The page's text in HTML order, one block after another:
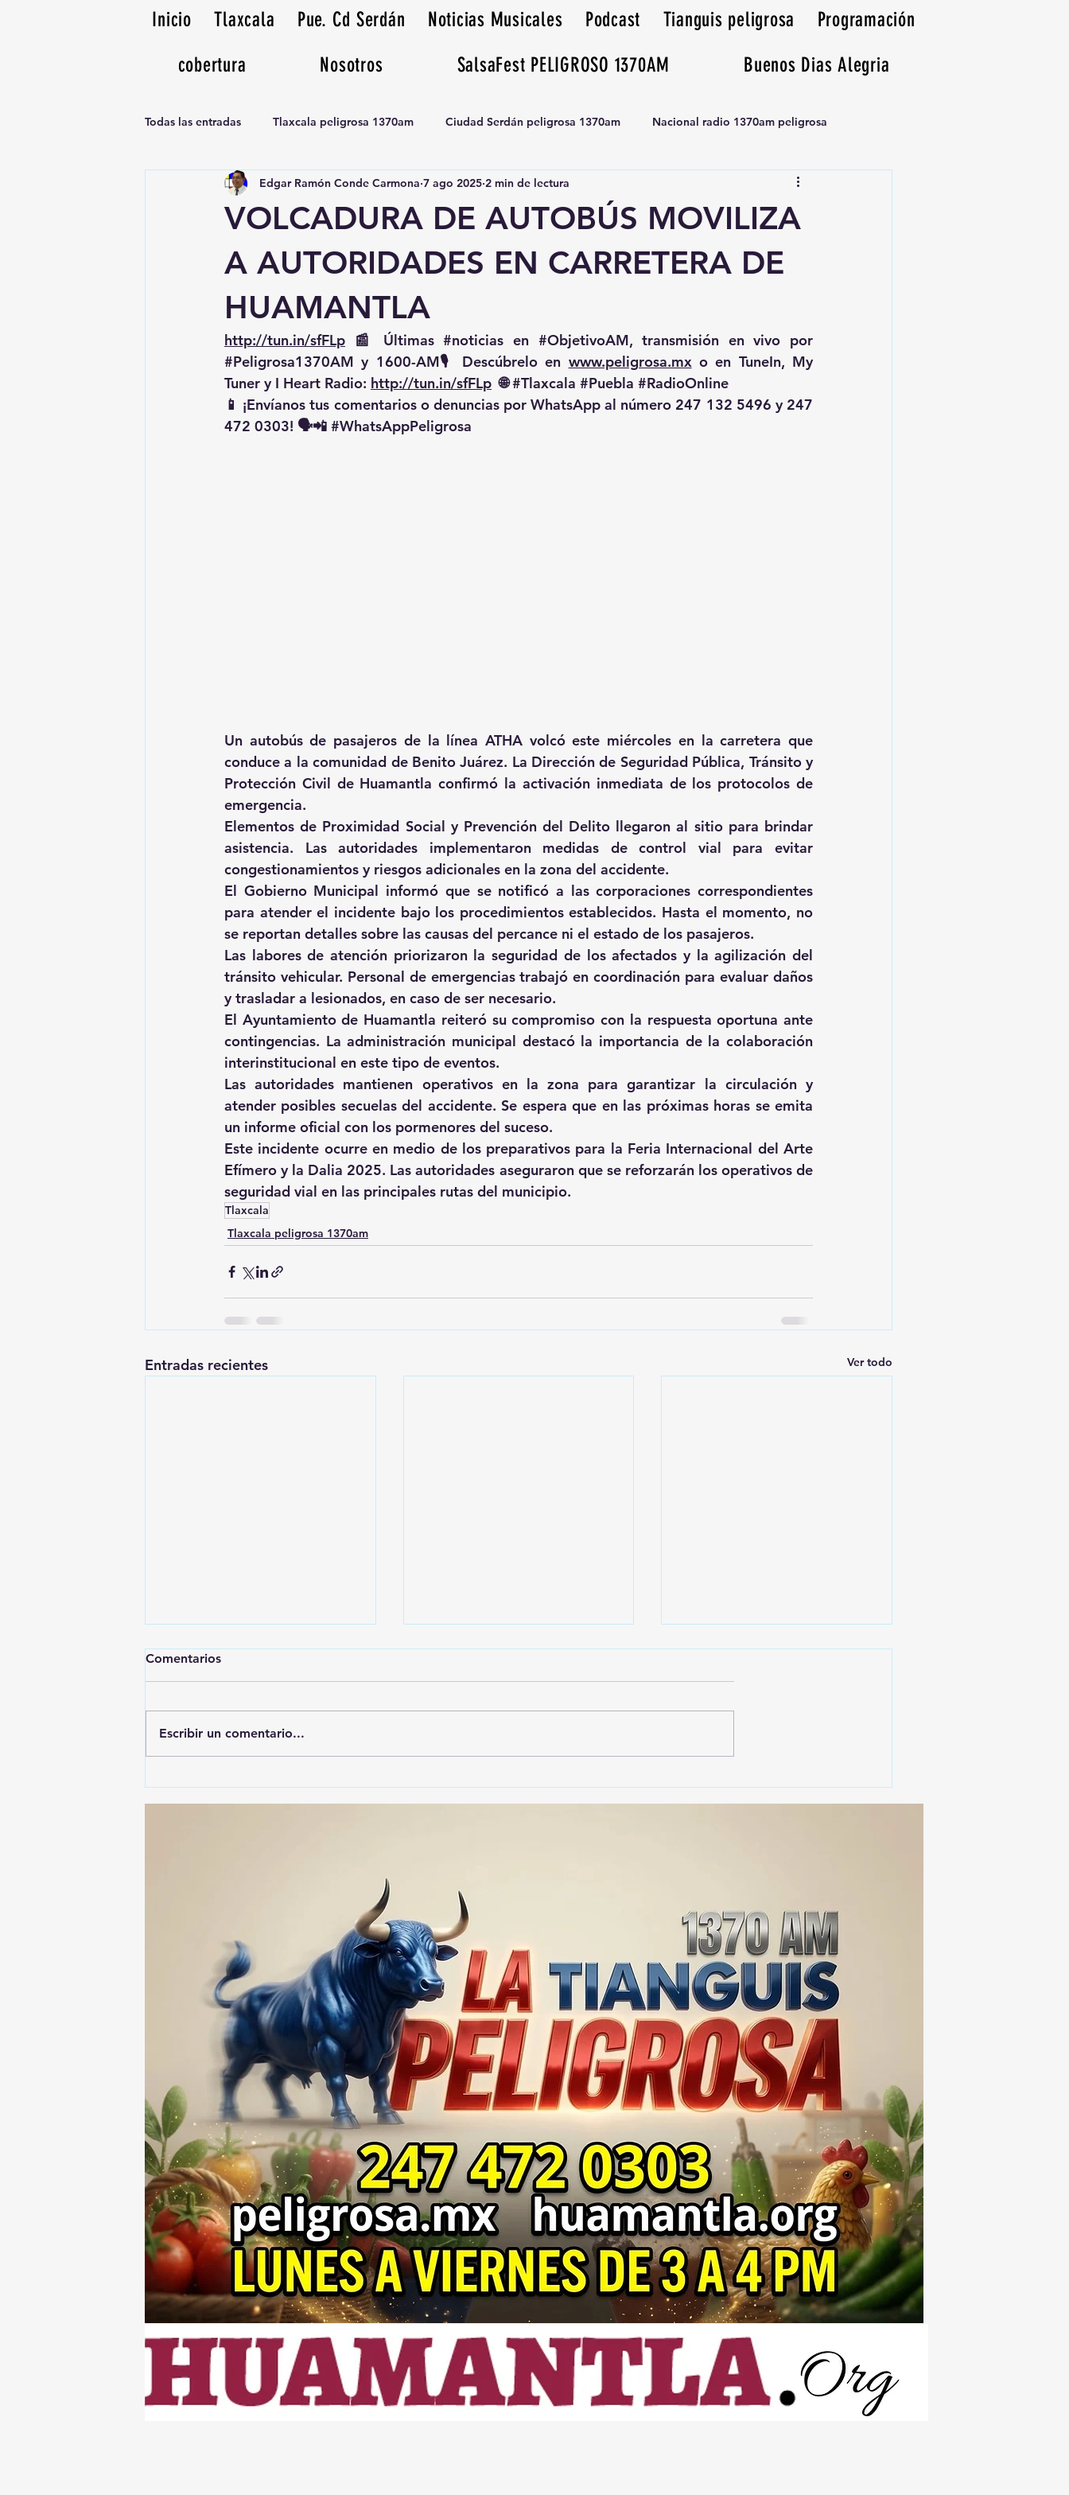
Inicio Tlaxcala Pue. Cd Serdán Noticias Musicales Podcast Tianguis peligrosa
Programación
cobertura
Nosotros SalsaFest PELIGROSO 1370AM Buenos Dias Alegria
Todas las entradas Tlaxcala peligrosa 1370am Ciudad Serdán peligrosa 1370am Nacional radio 1370am peligrosa
Noticias Musicales radio 1370am Tianguis peligrosa 1370am huamantla
VOLCADURA DE AUTOBÚS MOVILIZA
A AUTORIDADES EN CARRETERA DE
HUAMANTLA
Edgar Ramón Conde Carmona 7 ago 2025 2 min de lectura
http://tun.in/sfFLp 📰 Últimas #noticias en #ObjetivoAM
#Peligrosa1370AM y 1600-AM🎙️ Descúbrelo en www.peligrosa.mx o en TuneIn, My
Tuner y I Heart Radio: http://tun.in/sfFLp 🌐 #Tlaxcala #Puebla #RadioOnline
📱 ¡Envíanos tus comentarios o denuncias por WhatsApp al número 247 132 5496 y 247
472 0303! 🗣️📲 #WhatsAppPeligrosa
Un autobús de pasajeros de la línea ATHA volcó este miércoles en la carretera que
conduce a la comunidad de Benito Juárez. La Dirección de Seguridad Pública, Tránsito y
Protección Civil de Huamantla confirmó la activación inmediata de los protocolos de
emergencia.
Elementos de Proximidad Social y Prevención del Delito llegaron al sitio para brindar
asistencia. Las autoridades implementaron medidas de control vial para evitar
congestionamientos y riesgos adicionales en la zona del accidente.
El Gobierno Municipal informó que se notificó a las corporaciones correspondientes
para atender el incidente bajo los procedimientos establecidos. Hasta el momento, no
se reportan detalles sobre las causas del percance ni el estado de los pasajeros.
Las labores de atención priorizaron la seguridad de los afectados y la agilización del
tránsito vehicular. Personal de emergencias trabajó en coordinación para evaluar daños
y trasladar a lesionados, en caso de ser necesario.
El Ayuntamiento de Huamantla reiteró su compromiso con la respuesta oportuna ante
contingencias. La administración municipal destacó la importancia de la colaboración
interinstitucional en este tipo de eventos.
Las autoridades mantienen operativos en la zona para garantizar la circulación y
atender posibles secuelas del accidente. Se espera que en las próximas horas se emita
un informe oficial con los pormenores del suceso.
Este incidente ocurre en medio de los preparativos para la Feria Internacional del Arte
Efímero y la Dalia 2025. Las autoridades aseguraron que se reforzarán los operativos de
seguridad vial en las principales rutas del municipio.
Tlaxcala
Tlaxcala peligrosa 1370am
Entradas recientes Ver todo
🚨🚔 CAPTURAN EN PUEBLA
A PRESUNTO
🚨🏛️ SECRETARIO DE
GOBIERNO ADMITE QUE
🚔💊 SSC ASEGURA MÁS DE
25 MIL DOSIS DE DROGA
Comentarios
Escribir un comentario...